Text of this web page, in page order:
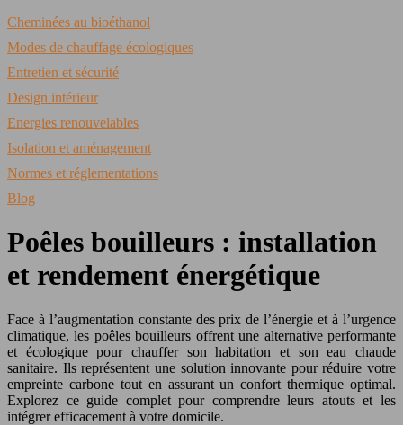
Cheminées au bioéthanol
Modes de chauffage écologiques
Entretien et sécurité
Design intérieur
Energies renouvelables
Isolation et aménagement
Normes et réglementations
Blog
Poêles bouilleurs : installation
et rendement énergétique
Face à l’augmentation constante des prix de l’énergie et à l’urgence
climatique, les poêles bouilleurs offrent une alternative performante
et écologique pour chauffer son habitation et son eau chaude
sanitaire. Ils représentent une solution innovante pour réduire votre
empreinte carbone tout en assurant un confort thermique optimal.
Explorez ce guide complet pour comprendre leurs atouts et les
intégrer efficacement à votre domicile.